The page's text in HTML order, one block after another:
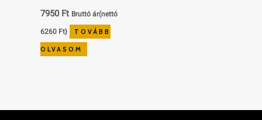
7950 Ft Bruttó ár(nettó
6260 Ft} TOVÁBB
OLVASOM